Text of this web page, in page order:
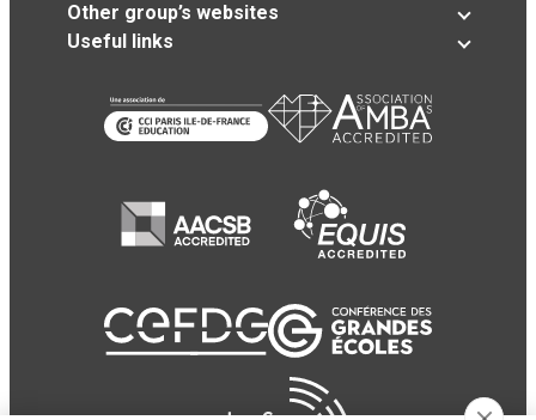
Other group’s websites
Useful links